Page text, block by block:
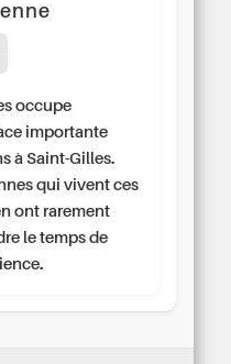
occupe
importante
à Saint-Gilles.
qui vivent ces
ont rarement
le temps de